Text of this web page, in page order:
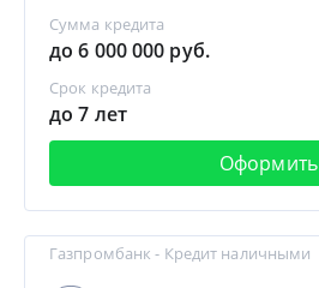
Сумма кредита
до 6 000 000 руб.
Срок кредита
до 7 лет
Оформить
Газпромбанк - Кредит наличными